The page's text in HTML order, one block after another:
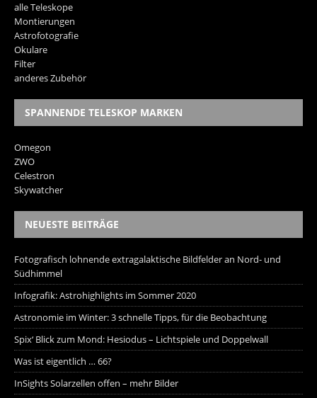
alle Teleskope
Montierungen
Astrofotografie
Okulare
Filter
anderes Zubehör
SPANNENDE TELESKOP MARKEN
Omegon
ZWO
Celestron
Skywatcher
NEUESTE BEITRÄGE
Fotografisch lohnende extragalaktische Bildfelder an Nord- und
Südhimmel
Infografik: Astrohighlights im Sommer 2020
Astronomie im Winter: 3 schnelle Tipps, für die Beobachtung
Spix‘ Blick zum Mond: Hesiodus – Lichtspiele und Doppelwall
Was ist eigentlich … 66?
InSights Solarzellen offen – mehr Bilder